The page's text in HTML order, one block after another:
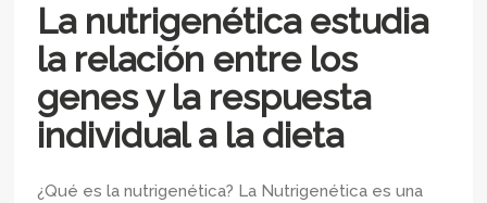
La nutrigenética estudia
la relación entre los
genes y la respuesta
individual a la dieta
¿Qué es la nutrigenética? La Nutrigenética es una